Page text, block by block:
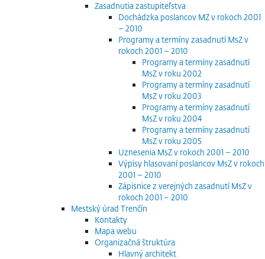
Zasadnutia zastupiteľstva
Dochádzka poslancov MZ v rokoch 2001
– 2010
Programy a termíny zasadnutí MsZ v
rokoch 2001 – 2010
Programy a termíny zasadnutí
MsZ v roku 2002
Programy a termíny zasadnutí
MsZ v roku 2003
Programy a termíny zasadnutí
MsZ v roku 2004
Programy a termíny zasadnutí
MsZ v roku 2005
Uznesenia MsZ v rokoch 2001 – 2010
Výpisy hlasovaní poslancov MsZ v rokoch
2001 – 2010
Zápisnice z verejných zasadnutí MsZ v
rokoch 2001 – 2010
Mestský úrad Trenčín
Kontakty
Mapa webu
Organizačná štruktúra
Hlavný architekt